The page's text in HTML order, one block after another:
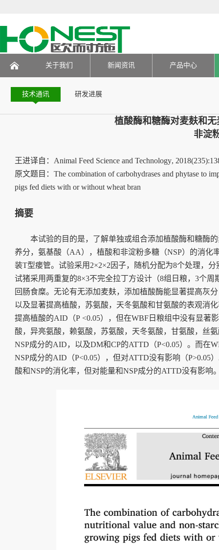
页
关于我们 新闻资讯 产品中心
技术研发
技术通讯 研发进展
植酸酶和糖酶对麦麸和
非淀
王进译自： Animal Feed Science and Technology,
原文题目： The combination of carbohydrases and phytase to
pigs fed diets with or without wheat bran
摘要
本试验的目的是，了解单独或组合添加植酸酶和糖酶
养分，氨基酸（AA），植酸和非淀粉多糖（NSP）的消化
装T型瘘管。试验采用 2×2×2 因子，随机分配为8个处理，分
试猪采用两重复的8×3不完全拉丁方设计（8组日粮， 3个周
回肠食糜。无论有无添加麦麸，添加植酸酶能显著提高灰
以及显著提高植酸，苏氨酸，天冬氨酸和甘氨酸的表观消
提高植酸的AID （P <0.05），但在WBF 日粮组中没有显著
酸，异亮氨酸，赖氨酸，苏氨酸，天冬氨酸，甘氨酸，丝
NSP成分的AID，以及DM和CP的ATTD （P<0.05）。而在
NSP成分的AID （P<0.05），但对ATTD没有影响 （P>0.05）
酸和NSP的消化率，但对能量和NSP成分的ATTD没有影响